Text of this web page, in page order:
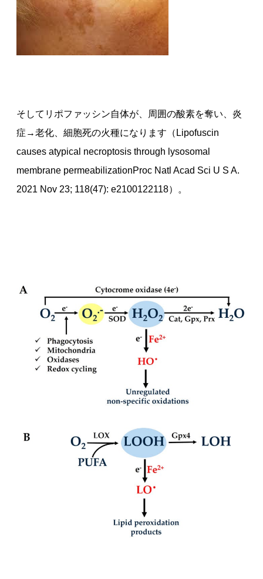
そしてリポファッシン自体が、周囲の酸素を奪い、炎
症→老化、細胞死の火種になります（Lipofuscin
causes atypical necroptosis through lysosomal
membrane permeabilizationProc Natl Acad Sci U S A.
2021 Nov 23; 118(47): e2100122118）。